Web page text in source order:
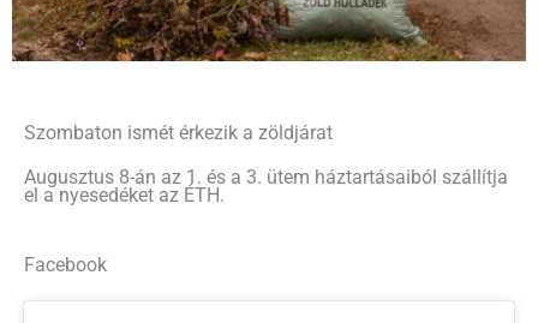
Szombaton ismét érkezik a zöldjárat
Augusztus 8-án az 1. és a 3. ütem háztartásaiból szállítja
el a nyesedéket az ÉTH.
Facebook